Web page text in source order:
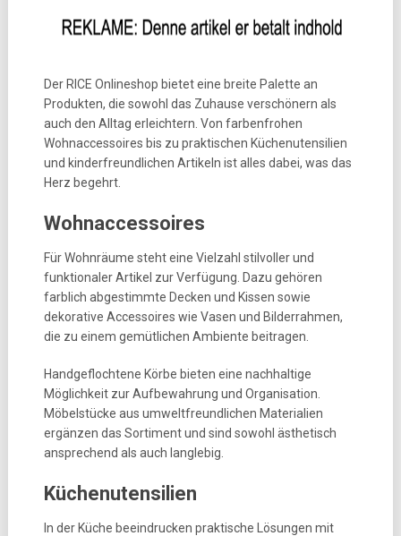
Der RICE Onlineshop bietet eine breite Palette an
Produkten, die sowohl das Zuhause verschönern als
auch den Alltag erleichtern. Von farbenfrohen
Wohnaccessoires bis zu praktischen Küchenutensilien
und kinderfreundlichen Artikeln ist alles dabei, was das
Herz begehrt.
Wohnaccessoires
Für Wohnräume steht eine Vielzahl stilvoller und
funktionaler Artikel zur Verfügung. Dazu gehören
farblich abgestimmte Decken und Kissen sowie
dekorative Accessoires wie Vasen und Bilderrahmen,
die zu einem gemütlichen Ambiente beitragen.
Handgeflochtene Körbe bieten eine nachhaltige
Möglichkeit zur Aufbewahrung und Organisation.
Möbelstücke aus umweltfreundlichen Materialien
ergänzen das Sortiment und sind sowohl ästhetisch
ansprechend als auch langlebig.
Küchenutensilien
In der Küche beeindrucken praktische Lösungen mit